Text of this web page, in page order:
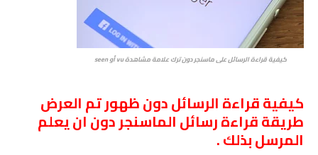
كيفية قراءة الرسائل على ماسنجر دون ترك علامة مشاهدة vu أو seen
كيفية قراءة الرسائل دون ظهور تم العرض
طريقة قراءة رسائل الماسنجر دون ان يعلم
المرسل بذلك .